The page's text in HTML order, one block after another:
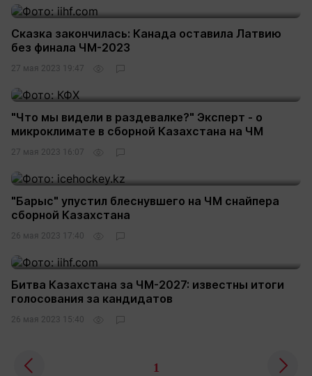
Сказка закончилась: Канада оставила Латвию
без финала ЧМ-2023
27 мая 2023 19:47
"Что мы видели в раздевалке?" Эксперт - о
микроклимате в сборной Казахстана на ЧМ
27 мая 2023 16:07
"Барыс" упустил блеснувшего на ЧМ снайпера
сборной Казахстана
26 мая 2023 17:40
Битва Казахстана за ЧМ-2027: известны итоги
голосования за кандидатов
26 мая 2023 15:40
1